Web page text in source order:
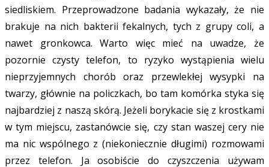
siedliskiem. Przeprowadzone badania wykazały, że nie
brakuje na nich bakterii fekalnych, tych z grupy coli, a
nawet gronkowca. Warto więc mieć na uwadze, że
pozornie czysty telefon, to ryzyko wystąpienia wielu
nieprzyjemnych chorób oraz przewlekłej wysypki na
twarzy, głównie na policzkach, bo tam komórka styka się
najbardziej z naszą skórą. Jeżeli borykacie się z krostkami
w tym miejscu, zastanówcie się, czy stan waszej cery nie
ma nic wspólnego z (niekoniecznie długimi) rozmowami
przez telefon. Ja osobiście do czyszczenia używam